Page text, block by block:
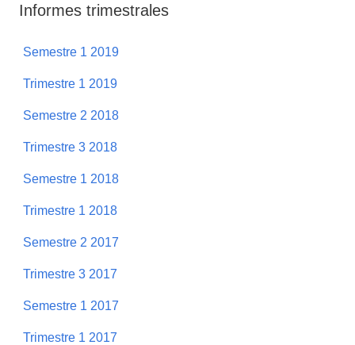
Informes trimestrales
Semestre 1 2019
Trimestre 1 2019
Semestre 2 2018
Trimestre 3 2018
Semestre 1 2018
Trimestre 1 2018
Semestre 2 2017
Trimestre 3 2017
Semestre 1 2017
Trimestre 1 2017